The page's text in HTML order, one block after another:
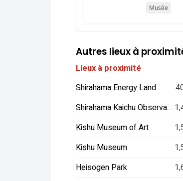
Musée
Autres lieux à
Lieux à proximité
Shirahama Energy Land
Shirahama Kaichu Observatory Deck
Kishu Museum of Art
Kishu Museum
Heisogen Park